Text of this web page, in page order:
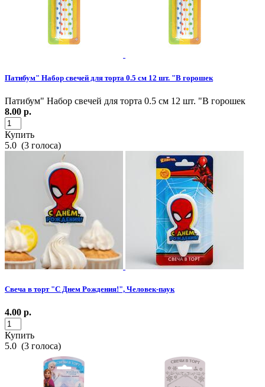
Патибум" Набор свечей для торта 0.5 см 12 шт. "В горошек
Патибум" Набор свечей для торта 0.5 см 12 шт. "В горошек
8.00 р.
Купить
5.0 (3 голоса)
Свеча в торт "С Днем Рождения!", Человек-паук
4.00 р.
Купить
5.0 (3 голоса)